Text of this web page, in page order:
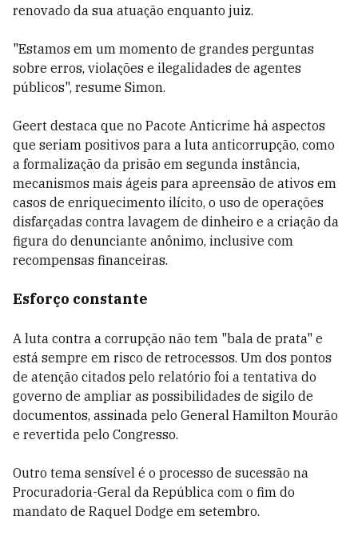
renovado da sua atuação enquanto juiz.
"Estamos em um momento de grandes perguntas
sobre erros, violações e ilegalidades de agentes
públicos", resume Simon.
Geert destaca que no Pacote Anticrime há aspectos
que seriam positivos para a luta anticorrupção, como
a formalização da prisão em segunda instância,
mecanismos mais ágeis para apreensão de ativos em
casos de enriquecimento ilícito, o uso de operações
disfarçadas contra lavagem de dinheiro e a criação da
figura do denunciante anônimo, inclusive com
recompensas financeiras.
Esforço constante
A luta contra a corrupção não tem "bala de prata" e
está sempre em risco de retrocessos. Um dos pontos
de atenção citados pelo relatório foi a tentativa do
governo de ampliar as possibilidades de sigilo de
documentos, assinada pelo General Hamilton Mourão
e revertida pelo Congresso.
Outro tema sensível é o processo de sucessão na
Procuradoria-Geral da República com o fim do
mandato de Raquel Dodge em setembro.